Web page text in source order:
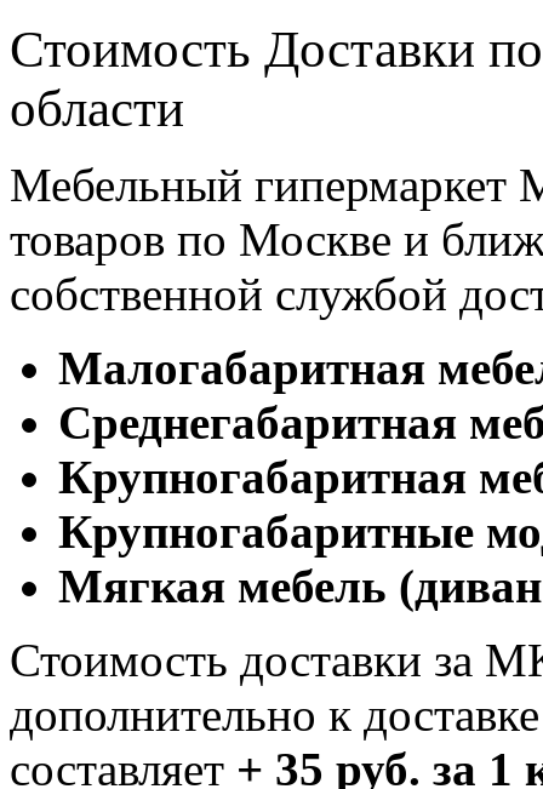
Стоимость Доставки
области
Мебельный гипермаркет
товаров по Москве и
собственной службой
Малогабаритная
Cреднегабаритная
Крупногабаритная
Крупногабаритные
Мягкая мебель
Стоимость доставки за
дополнительно к
составляет + 35 руб. за 1